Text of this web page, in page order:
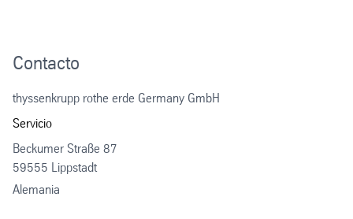
Contacto
thyssenkrupp rothe erde Germany GmbH
Servicio
Beckumer Straße 87
59555 Lippstadt
Alemania